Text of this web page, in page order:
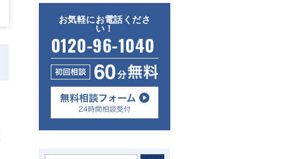
お気軽にお電話くださ
い！
0120-96-1040